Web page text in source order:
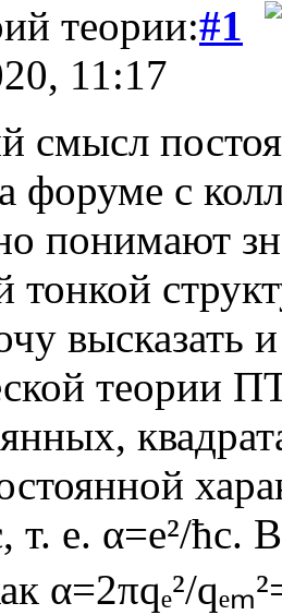
теории:#1
11:17
смысл
форуме с
понимают
тонкой
высказать
теории
т. е. α=е²/ћс.
α=2πqₑ²/